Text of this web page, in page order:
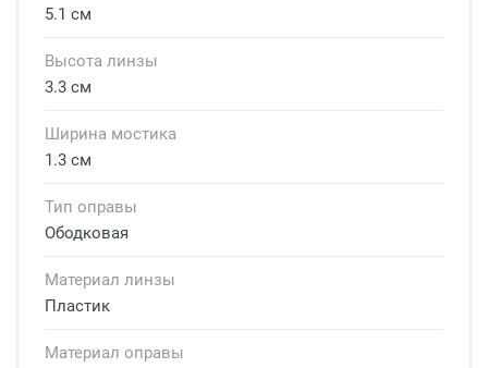
5.1 см
Высота линзы
3.3 см
Ширина мостика
1.3 см
Тип оправы
Ободковая
Материал линзы
Пластик
Материал оправы